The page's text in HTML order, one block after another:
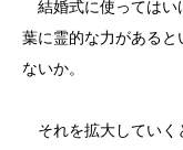
結婚式に使ってはい
葉に霊的な力がある
ないか。
それを拡大していく